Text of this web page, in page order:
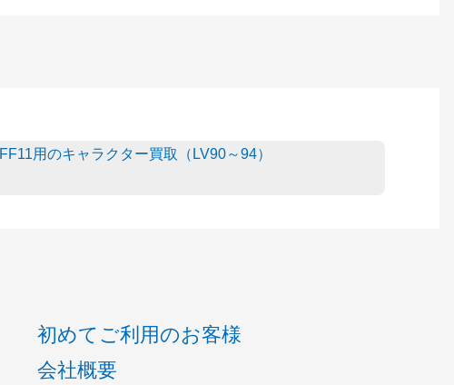
FF11用のキャラクター買取（LV90～94）
初めてご利用のお客様
会社概要